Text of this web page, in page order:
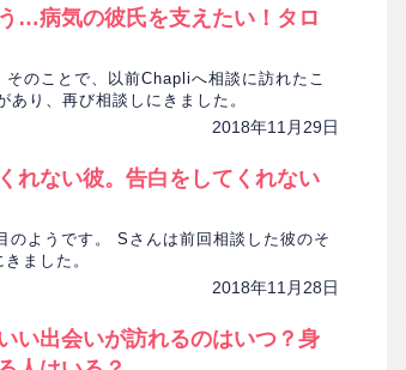
…病気の彼氏を支えたい！タロ
のことで、以前Chapliへ相談に訪れたこ
り、再び相談しにきました。
2018年11月29日
れない彼。告白をしてくれない
のようです。 Sさんは前回相談した彼のそ
ました。
2018年11月28日
い出会いが訪れるのはいつ？身